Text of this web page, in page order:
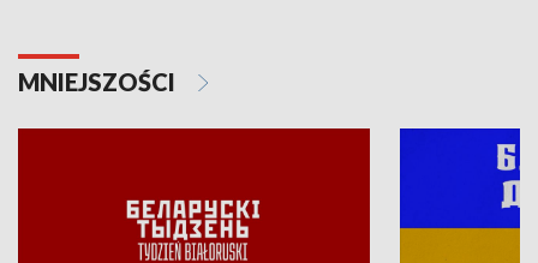
MNIEJSZOŚCI